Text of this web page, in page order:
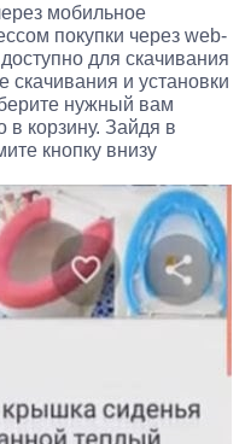
мобильное
покупки через web-
для скачивания
скачивания и установки
нужный вам
в корзину. Зайдя в
кнопку внизу